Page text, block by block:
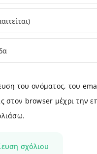
του ονόματος, του
στον browser μέχρι την